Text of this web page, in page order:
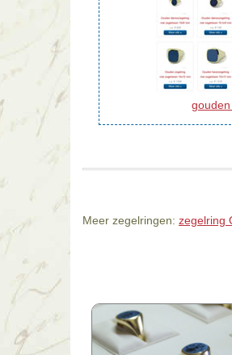
Meer zegelringen: zegelring